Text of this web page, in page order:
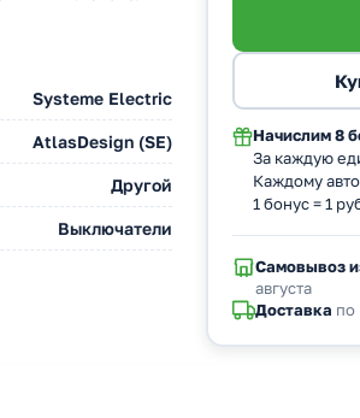
Systeme Electric
AtlasDesign (SE)
Другой
Выключатели
Начислим 8
За каждую
Каждому
1 бонус = 1
Самовывоз
августа
Доставка по